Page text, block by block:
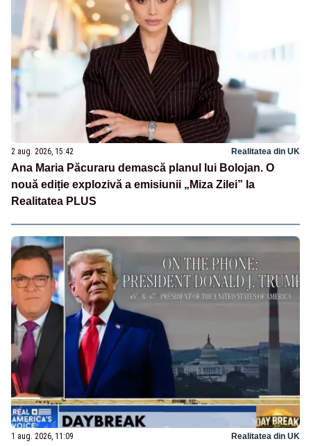
2 aug. 2026, 15:42 Realitatea din UK
Ana Maria Păcuraru demască planul lui Bolojan. O
nouă ediție explozivă a emisiunii „Miza Zilei” la
Realitatea PLUS
1 aug. 2026, 11:09 Realitatea din UK